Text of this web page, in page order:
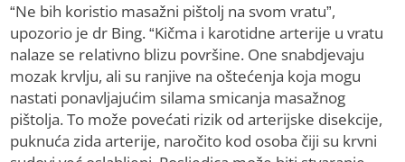
“Ne bih koristio masažni pištolj na svom vratu”,
upozorio je dr Bing. “Kičma i karotidne arterije u vratu
nalaze se relativno blizu površine. One snabdjevaju
mozak krvlju, ali su ranjive na oštećenja koja mogu
nastati ponavljajućim silama smicanja masažnog
pištolja. To može povećati rizik od arterijske disekcije,
puknuća zida arterije, naročito kod osoba čiji su krvni